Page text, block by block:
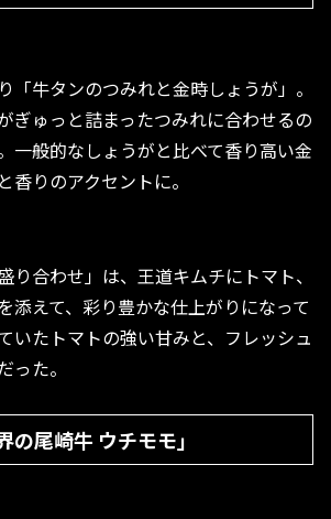
「牛タンのつみれと金時しょうが」。
ぎゅっと詰まったつみれに合わせるの
一般的なしょうがと比べて香り高い金
香りのアクセントに。
り合わせ」は、王道キムチにトマト、
添えて、彩り豊かな仕上がりになって
いたトマトの強い甘みと、フレッシュ
った。
の尾崎牛 ウチモモ」